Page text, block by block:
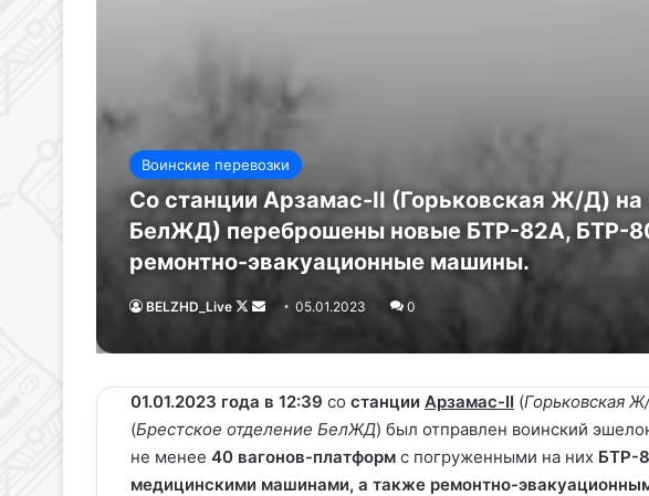
Воинские перевозки
Со станции Арзамас-II (Горьковская Ж/Д)
БелЖД) переброшены новые БТР-82A, БТР-
ремонтно-эвакуационные машины.
BELZHD_Live
Follow
Send05.01.2023 0
01.01.2023 года в 12:39 со станции Арзамас-II (Горьковская
(Брестское отделение БелЖД) был отправлен воинский
не менее 40 вагонов-платформ с погруженными на них БТР-
медицинскими машинами, а также ремонтно-